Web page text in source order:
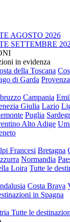
AGOSTO 2026
SETTEMBRE
in evidenza
della Toscana
di Garda Provenza
Campania
Giulia Lazio
Puglia
Alto Adige
Francesi Bretagna
Normandia
Loira Tutte le
Costa Brava
in Spagna
Tutte le